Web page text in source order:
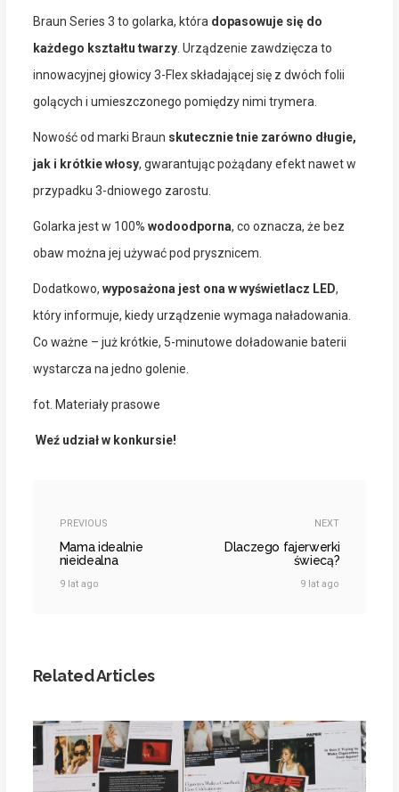
Braun Series 3 to golarka, która dopasowuje się do
każdego kształtu twarzy. Urządzenie zawdzięcza to
innowacyjnej głowicy 3-Flex składającej się z dwóch folii
golących i umieszczonego pomiędzy nimi trymera.
Nowość od marki Braun skutecznie tnie zarówno długie,
jak i krótkie włosy, gwarantując pożądany efekt nawet w
przypadku 3-dniowego zarostu.
Golarka jest w 100% wodoodporna, co oznacza, że bez
obaw można jej używać pod prysznicem.
Dodatkowo, wyposażona jest ona w wyświetlacz LED,
który informuje, kiedy urządzenie wymaga naładowania.
Co ważne – już krótkie, 5-minutowe doładowanie baterii
wystarcza na jedno golenie.
fot. Materiały prasowe
Weź udział w konkursie!
PREVIOUS
Mama idealnie
nieidealna
9 lat ago
NEXT
Dlaczego fajerwerki
świecą?
9 lat ago
Related Articles